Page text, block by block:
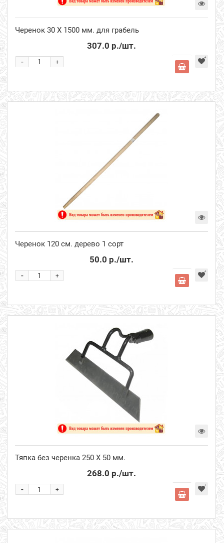
Черенок 30 Х 1500 мм. для грабель
307.0 р./шт.
+
-
Черенок 120 см. дерево 1 сорт
50.0 р./шт.
+
-
Тяпка без черенка 250 Х 50 мм.
268.0 р./шт.
+
-